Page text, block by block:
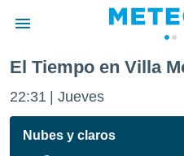
de
por
El Tiempo en Villa
22:31 Jueves
Nubes y claros